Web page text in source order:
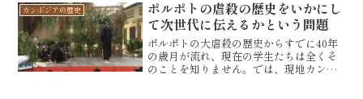
Anchor borey地区にあります。クメール
語で、...
カンボジアの歴史
ポルポトの虐殺の歴史をいかにし
て次世代に伝えるかという問題
ポルポトの大虐殺の歴史からすでに40年
の歳月が流れ、現在の学生たちは全くそ
のことを知りません。では、現地カンボ